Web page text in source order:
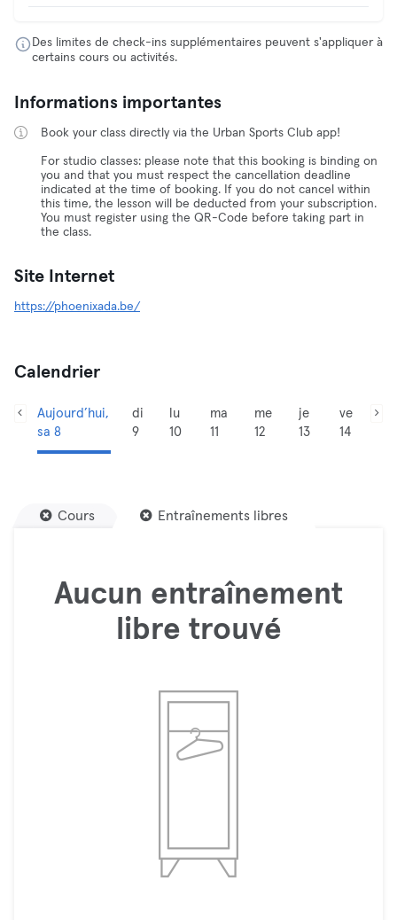
Des limites de check-ins supplémentaires peuvent s'appliquer à
certains cours ou activités.
Informations importantes
Book your class directly via the Urban Sports Club app!
For studio classes: please note that this booking is binding on
you and that you must respect the cancellation deadline
indicated at the time of booking. If you do not cancel within
this time, the lesson will be deducted from your subscription.
You must register using the QR-Code before taking part in
the class.
Site Internet
https://phoenixada.be/
Calendrier
Aujourd’hui,
sa 8
di
9
lu
10
ma
11
me
12
je
13
ve
14
Cours Entraînements libres
Aucun entraînement
libre trouvé